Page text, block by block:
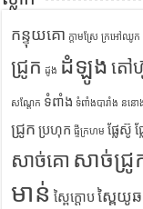
កន្ទុយគោ ក្តាមស្រែ ក្រអៅឈូក
ជ្រូក ដូង ដំឡូង តៅ
សណ្តែក ទំពាំង ទំពាំងបារាំង ននោ
ជ្រូក ប្រហុក ផ្ទីក្រហម ផ្លែស៊ូ ផ្
សាច់គោ សាច់ជ្រូ
មាន់ ស្ពៃក្តោប ស្ពៃយូ